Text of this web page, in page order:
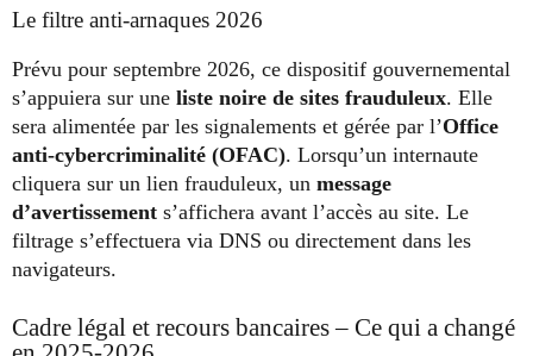
Le filtre anti-arnaques 2026
Prévu pour septembre 2026, ce dispositif gouvernemental
s’appuiera sur une liste noire de sites frauduleux. Elle
sera alimentée par les signalements et gérée par l’Office
anti-cybercriminalité (OFAC). Lorsqu’un internaute
cliquera sur un lien frauduleux, un message
d’avertissement s’affichera avant l’accès au site. Le
filtrage s’effectuera via DNS ou directement dans les
navigateurs.
Cadre légal et recours bancaires – Ce qui a changé